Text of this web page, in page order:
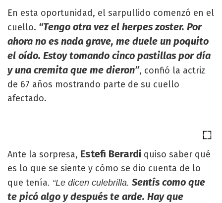
En esta oportunidad, el sarpullido comenzó en el
cuello. “Tengo otra vez el herpes zoster. Por
ahora no es nada grave, me duele un poquito
el oído. Estoy tomando cinco pastillas por día
y una cremita que me dieron”, confió la actriz
de 67 años mostrando parte de su cuello
afectado.
Ante la sorpresa, Estefi Berardi quiso saber qué
es lo que se siente y cómo se dio cuenta de lo
que tenía. “Le dicen culebrilla. Sentís como que
te picó algo y después te arde. Hay que